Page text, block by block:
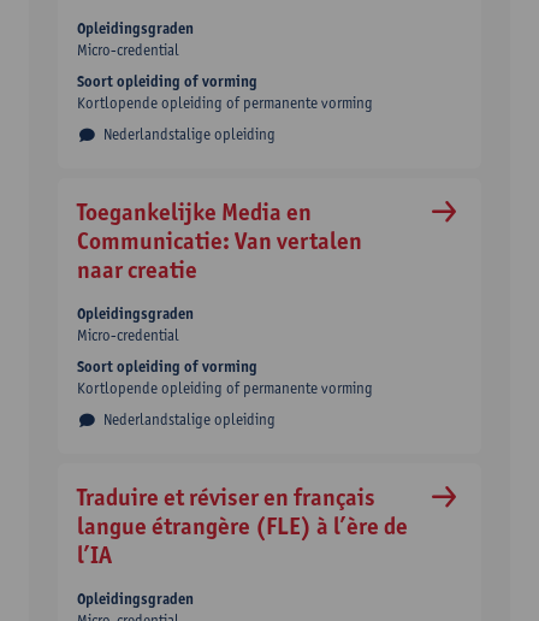
Nederlandstalige opleiding
Opleidingsgraden
Micro-credential
Soort opleiding of vorming
Kortlopende opleiding of permanente vorming
Toegankelijke Media en
Communicatie: Van vertalen
naar creatie
Nederlandstalige opleiding
Opleidingsgraden
Micro-credential
Soort opleiding of vorming
Kortlopende opleiding of permanente vorming
Traduire et réviser en français
langue étrangère (FLE) à l’ère de
l’IA
Opleidingsgraden